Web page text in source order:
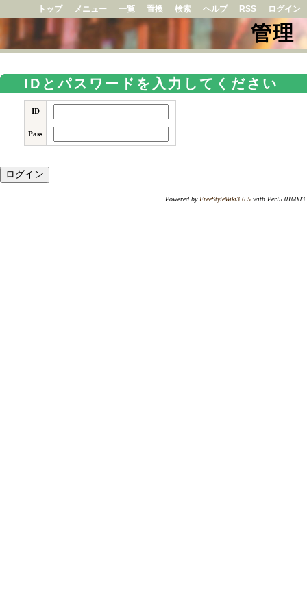
トップ メニュー 一覧 置換 検索 ヘルプ RSS ログイン
管理
IDとパスワードを入力してください
ID
Pass
Powered by FreeStyleWiki3.6.5 with Perl5.016003